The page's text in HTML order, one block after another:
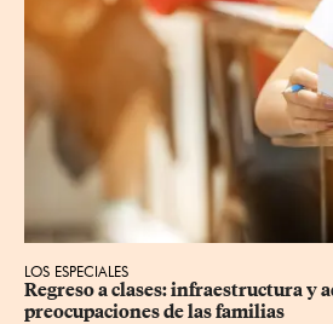
LOS ESPECIALES
Regreso a clases: infraestructura y
preocupaciones de las familias